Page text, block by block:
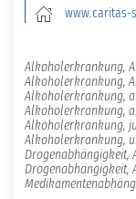
www.caritas-
Alkoholerkrankung,
Alkoholerkrankung,
Alkoholerkrankung,
Alkoholerkrankung,
Alkoholerkrankung,
Alkoholerkrankung,
Drogenabhängigkeit,
Drogenabhängigkeit,